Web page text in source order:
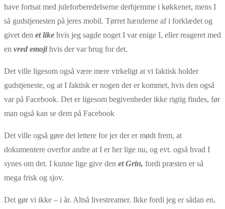
have fortsat med juleforberedelserne derhjemme i køkkenet, mens I
så gudstjenesten på jeres mobil. Tørret hænderne af i forklædet og
givet den et like hvis jeg sagde noget I var enige I, eller reageret med
en vred emojihvis der var brug for det.
Det ville ligesom også være mere virkeligt at vi faktisk holder
gudstjeneste, og at I faktisk er nogen der er kommet, hvis den også
var på Facebook. Det er ligesom begivenheder ikke rigtig findes, før
man også kan se dem på Facebook
Det ville også gøre det lettere for jer der er mødt frem, at
dokumentere overfor andre at I er her lige nu, og evt. også hvad I
synes om det. I kunne lige give den et Grin, fordi præsten er så
mega frisk og sjov.
Det gør vi ikke – i år. Altså livestreamer. Ikke fordi jeg er sådan en,